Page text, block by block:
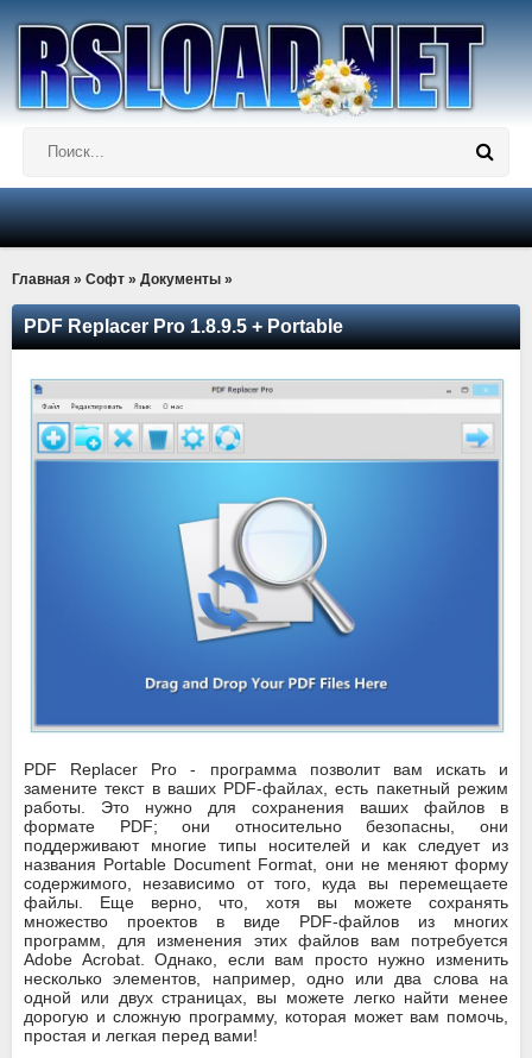
Главная » Софт » Документы »
PDF Replacer Pro 1.8.9.5 + Portable
PDF Replacer Pro - программа позволит вам искать и
замените текст в ваших PDF-файлах, есть пакетный режим
работы. Это нужно для сохранения ваших файлов в
формате PDF; они относительно безопасны, они
поддерживают многие типы носителей и как следует из
названия Portable Document Format, они не меняют форму
содержимого, независимо от того, куда вы перемещаете
файлы. Еще верно, что, хотя вы можете сохранять
множество проектов в виде PDF-файлов из многих
программ, для изменения этих файлов вам потребуется
Adobe Acrobat. Однако, если вам просто нужно изменить
несколько элементов, например, одно или два слова на
одной или двух страницах, вы можете легко найти менее
дорогую и сложную программу, которая может вам помочь,
простая и легкая перед вами!